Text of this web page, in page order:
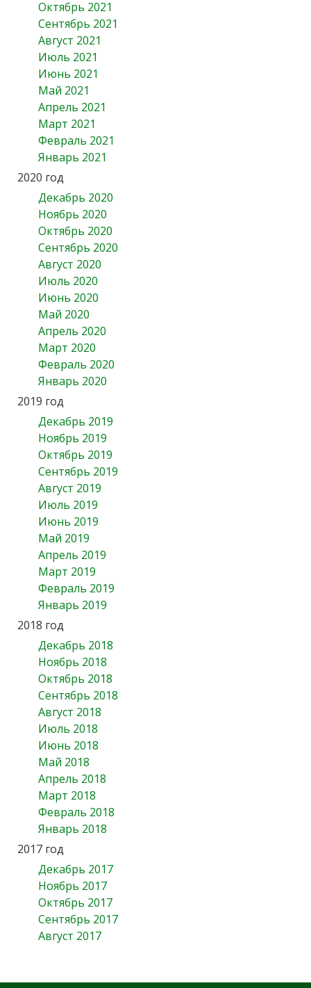
Октябрь 2021
Сентябрь 2021
Август 2021
Июль 2021
Июнь 2021
Май 2021
Апрель 2021
Март 2021
Февраль 2021
Январь 2021
2020 год
Декабрь 2020
Ноябрь 2020
Октябрь 2020
Сентябрь 2020
Август 2020
Июль 2020
Июнь 2020
Май 2020
Апрель 2020
Март 2020
Февраль 2020
Январь 2020
2019 год
Декабрь 2019
Ноябрь 2019
Октябрь 2019
Сентябрь 2019
Август 2019
Июль 2019
Июнь 2019
Май 2019
Апрель 2019
Март 2019
Февраль 2019
Январь 2019
2018 год
Декабрь 2018
Ноябрь 2018
Октябрь 2018
Сентябрь 2018
Август 2018
Июль 2018
Июнь 2018
Май 2018
Апрель 2018
Март 2018
Февраль 2018
Январь 2018
2017 год
Декабрь 2017
Ноябрь 2017
Октябрь 2017
Сентябрь 2017
Август 2017